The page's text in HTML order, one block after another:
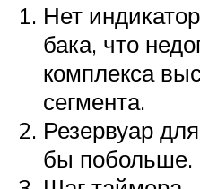
Нет
бака, что
комплекса
сегмента.
Резервуар
бы побольше.